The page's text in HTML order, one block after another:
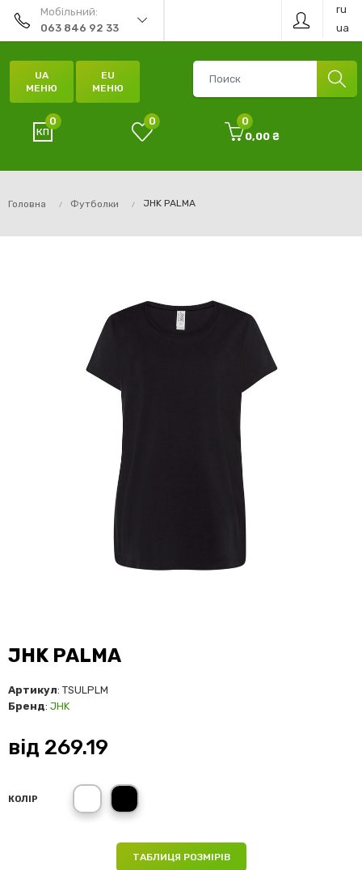
Мобільний:
063 846 92 33
ru
ua
UA
МЕНЮ
EU
МЕНЮ
0 0
0
0,00 ₴
Головна Футболки JHK PALMA
JHK PALMA
Артикул: TSULPLM
Бренд: JHK
від 269.19
КОЛІР
білий (WH)чорний (BK)
ТАБЛИЦЯ РОЗМІРІВ